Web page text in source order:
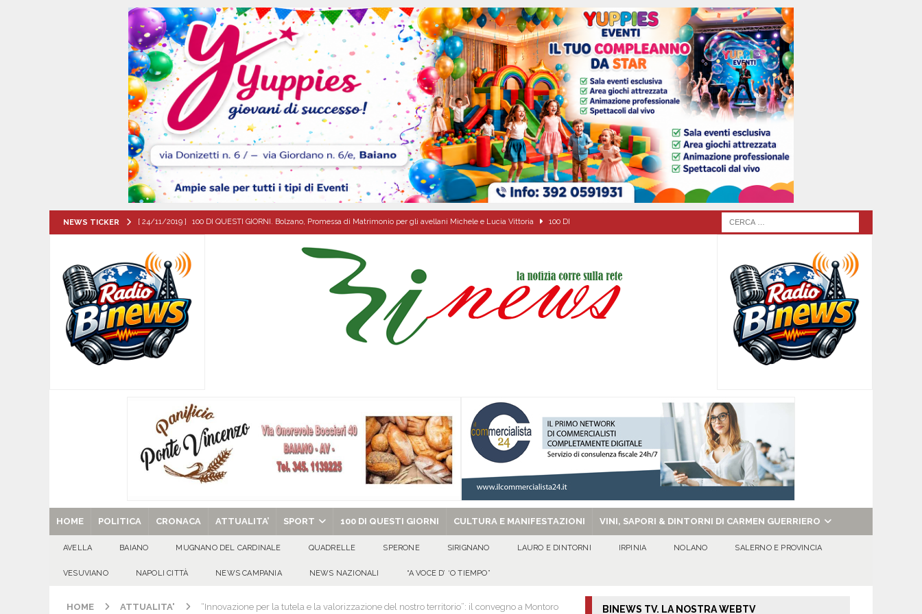
NEWS TICKER [ 24/11/2019 ] 100 DI QUESTI GIORNI. Bolzano, Promessa di Matrimonio per gli avellani Michele e Lucia Vittoria 100 DI
[ 08/08/2026 ] Il futuro dei giovani del Sud, la sfida parte anche dall’Irpinia: nuovo incarico per Gerardo Gonnella
ATTUALITA'
[ 07/08/2026 ] Visciano celebra Padre Arturo D’Onofrio: due giorni di fede nel ricordo del fondatore CULTURA E
MANIFESTAZIONI
[ 07/08/2026 ]
[ 07/08/2026 ] Emergenza cinghiali: nasce il Tavolo tecnico permanente della Regione Campania EVIDENZA
[ 07/08/2026 ] 8 agosto, anniversario della tragedia di Marcinelle. Pmi International: “La sicurezza sul lavoro deve diventare
una cultura collettiva. Nessuna crescita economica può prescindere dalla tutela della vita umana” CULTURA E
MANIFESTAZIONI
SANT’Oggi. Venerdì 29 agosto la chiesa celebra il Martirio di san Giovanni Battista e santa Sabina EVIDENZA
HOME POLITICA CRONACA ATTUALITA’ SPORT 100 DI QUESTI GIORNI CULTURA E MANIFESTAZIONI VINI, SAPORI & DINTORNI DI CARMEN GUERRIERO
AVELLA BAIANO MUGNANO DEL CARDINALE QUADRELLE SPERONE SIRIGNANO LAURO E DINTORNI IRPINIA NOLANO SALERNO E PROVINCIA
VESUVIANO NAPOLI CITTÀ NEWS CAMPANIA NEWS NAZIONALI “A VOCE D’ ‘O TIEMPO”
HOME ATTUALITA' “Innovazione per la tutela e la valorizzazione del nostro territorio”: il convegno a Montoro BINEWS TV. LA NOSTRA WEBTV